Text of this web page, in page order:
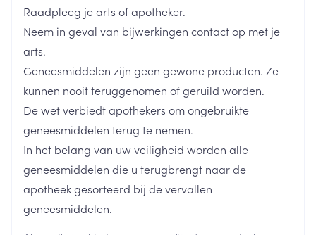
Lengte 66 mm
Diepte 17 mm
Hoeveelheid
Verpakking
4
Behoud Kamertemperatuur (15°C - 25°C)
Raadpleeg je arts of apotheker.
Neem in geval van bijwerkingen contact op met je
arts.
Geneesmiddelen zijn geen gewone producten. Ze
kunnen nooit teruggenomen of geruild worden.
De wet verbiedt apothekers om ongebruikte
geneesmiddelen terug te nemen.
In het belang van uw veiligheid worden alle
geneesmiddelen die u terugbrengt naar de
apotheek gesorteerd bij de vervallen
geneesmiddelen.